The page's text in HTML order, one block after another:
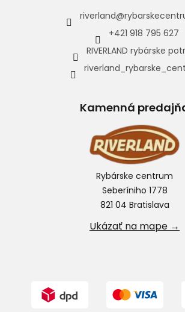
riverland@
+421 918 795 627
RIVERLAND rybárske
Kamenná
Rybárske centrum
Seberíniho 1778
821 04 Bratislava
Ukázať na mape →